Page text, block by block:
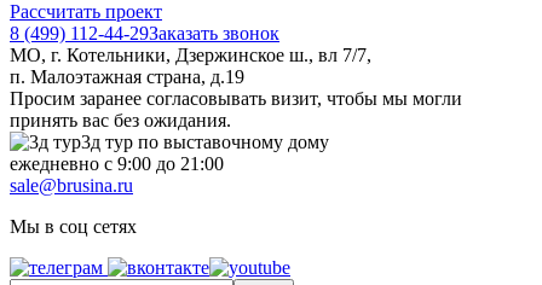
Рассчитать проект
8 (499) 112-44-29Заказать звонок
МО, г. Котельники, Дзержинское ш., вл 7/7,
п. Малоэтажная страна, д.19
Просим заранее согласовывать визит, чтобы мы могли
принять вас без ожидания.
3д тур по выставочному дому
ежедневно с 9:00 до 21:00
sale@brusina.ru
Мы в соц сетях